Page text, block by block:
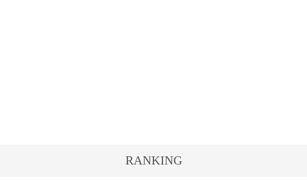
RANKING